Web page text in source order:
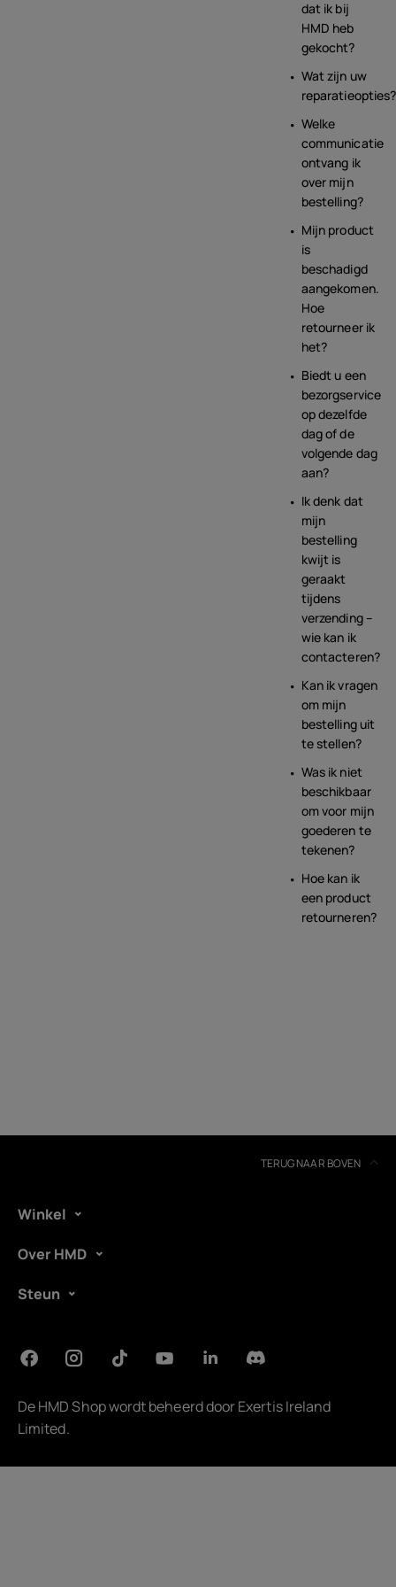
dat ik bij
HMD heb
gekocht?
Wat zijn uw
reparatieopties?
Welke
communicatie
ontvang ik
over mijn
bestelling?
Mijn product
is
beschadigd
aangekomen.
Hoe
retourneer ik
het?
Biedt u een
bezorgservice
op dezelfde
dag of de
volgende dag
aan?
Ik denk dat
mijn
bestelling
kwijt is
geraakt
tijdens
verzending –
wie kan ik
contacteren?
Kan ik vragen
om mijn
bestelling uit
te stellen?
Was ik niet
beschikbaar
om voor mijn
goederen te
tekenen?
Hoe kan ik
een product
retourneren?
TERUG NAAR BOVEN
Winkel
Over HMD
Steun
De HMD Shop wordt beheerd doorExertis Ireland
Limited.